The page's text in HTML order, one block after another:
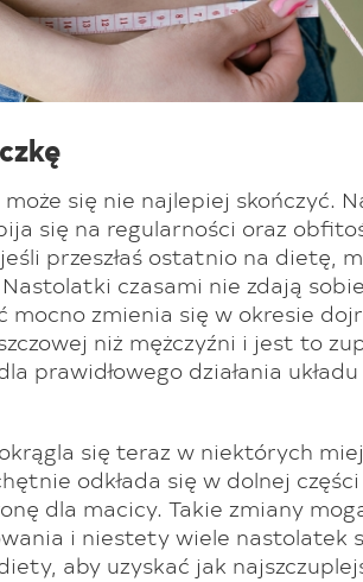
się nie najlepiej skończyć.
się na regularności oraz
przeszłaś ostatnio na dietę,
czasami nie zdają
mocno zmienia się w okresie
niż mężczyźni i jest to
prawidłowego działania układu
się teraz w niektórych
odkłada się w dolnej
dla macicy. Takie zmiany
i niestety wiele nastolatek
aby uzyskać jak